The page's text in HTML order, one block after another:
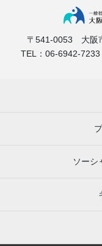
〒541-0053 大阪
TEL：06-6942-
ソーシ